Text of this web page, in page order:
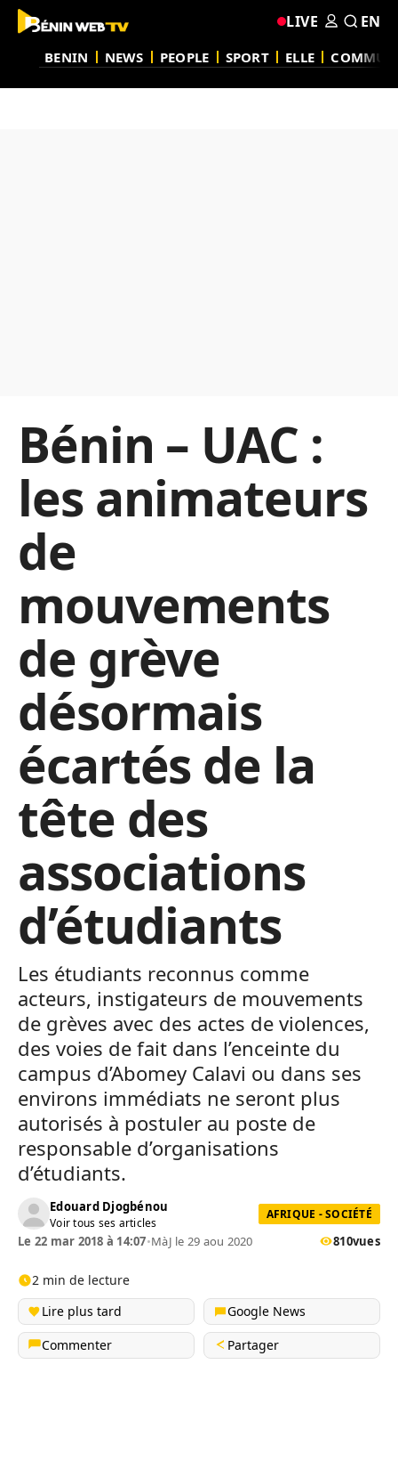
BENIN NEWS PEOPLE SPORT ELLE
LIVE EN
Bénin – UAC :
les animateurs
de
mouvements
de grève
désormais
écartés de la
tête des
associations
d’étudiants
Les étudiants reconnus comme
acteurs, instigateurs de mouvements
de grèves avec des actes de violences,
des voies de fait dans l’enceinte du
campus d’Abomey Calavi ou dans ses
environs immédiats ne seront plus
autorisés à postuler au poste de
responsable d’organisations
d’étudiants.
Edouard Djogbénou
Voir tous ses articles
AFRIQUE - SOCIÉTÉ
Le 22 mar 2018 à 14:07•MàJ le 29 aou 2020 810vues
2 min de lecture
Lire plus tard
Google News
Commenter
Partager